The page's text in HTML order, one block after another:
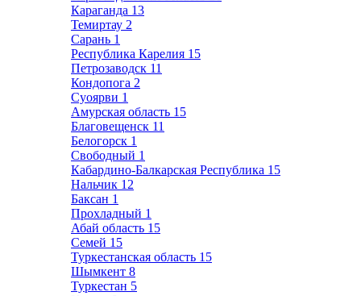
Караганда 13
Темиртау 2
Сарань 1
Республика Карелия 15
Петрозаводск 11
Кондопога 2
Суоярви 1
Амурская область 15
Благовещенск 11
Белогорск 1
Свободный 1
Кабардино-Балкарская Республика 15
Нальчик 12
Баксан 1
Прохладный 1
Абай область 15
Семей 15
Туркестанская область 15
Шымкент 8
Туркестан 5